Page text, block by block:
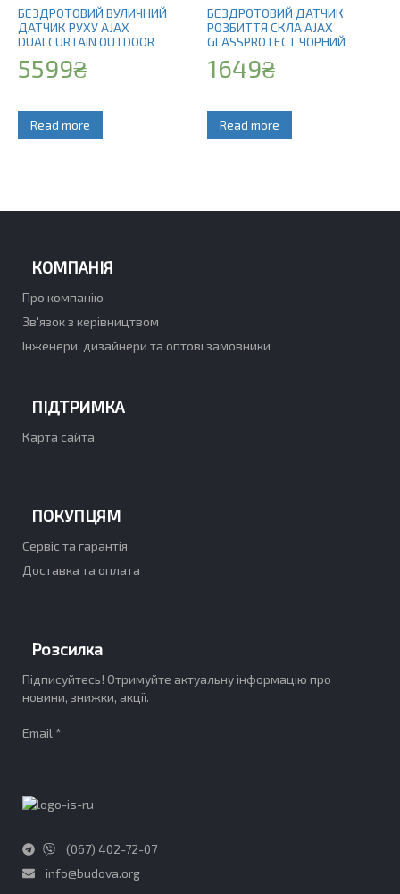
БЕЗДРОТОВИЙ ВУЛИЧНИЙ
ДАТЧИК РУХУ AJAX
DUALCURTAIN OUTDOOR
5599₴
Read more
БЕЗДРОТОВИЙ ДАТЧИК
РОЗБИТТЯ СКЛА AJAX
GLASSPROTECT ЧОРНИЙ
1649₴
Read more
КОМПАНІЯ
Про компанію
Зв'язок з керівництвом
Інженери, дизайнери та оптові замовники
ПІДТРИМКА
Карта сайта
ПОКУПЦЯМ
Сервіс та гарантія
Доставка та оплата
Розсилка
Підписуйтесь! Отримуйте актуальну інформацію про
новини, знижки, акції.
Email *
(067) 402-72-07
info@budova.org